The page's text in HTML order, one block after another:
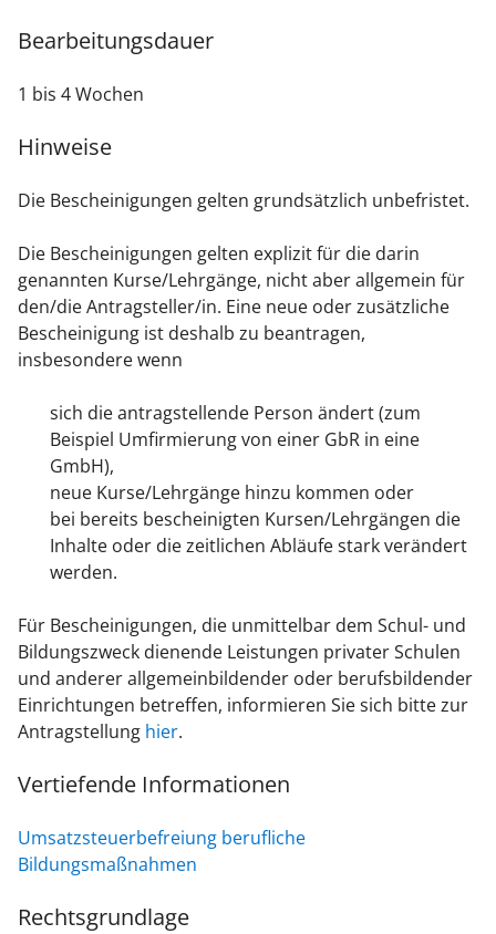
Bearbeitungsdauer
1 bis 4 Wochen
Hinweise
Die Bescheinigungen gelten grundsätzlich unbefristet.
Die Bescheinigungen gelten explizit für die darin
genannten Kurse/Lehrgänge, nicht aber allgemein für
den/die Antragsteller/in. Eine neue oder zusätzliche
Bescheinigung ist deshalb zu beantragen,
insbesondere wenn
sich die antragstellende Person ändert (zum
Beispiel Umfirmierung von einer GbR in eine
GmbH),
neue Kurse/Lehrgänge hinzu kommen oder
bei bereits bescheinigten Kursen/Lehrgängen die
Inhalte oder die zeitlichen Abläufe stark verändert
werden.
Für Bescheinigungen, die unmittelbar dem Schul- und
Bildungszweck dienende Leistungen privater Schulen
und anderer allgemeinbildender oder berufsbildender
Einrichtungen betreffen, informieren Sie sich bitte zur
Antragstellung hier.
Vertiefende Informationen
Umsatzsteuerbefreiung berufliche
Bildungsmaßnahmen
Rechtsgrundlage